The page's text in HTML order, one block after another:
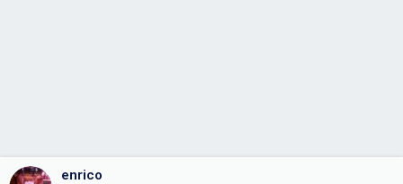
enrico